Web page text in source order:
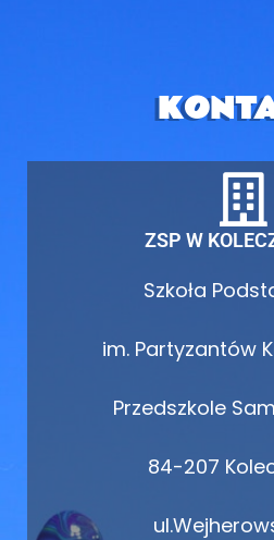
ZSP W
Szkoła
im. Partyzantów
Przedszkole
84-207